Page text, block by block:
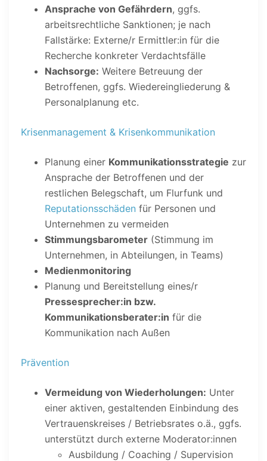
Ansprache von Gefährdern, ggfs.
arbeitsrechtliche Sanktionen; je nach
Fallstärke: Externe/r Ermittler:in für die
Recherche konkreter Verdachtsfälle
Nachsorge: Weitere Betreuung der
Betroffenen, ggfs. Wiedereingliederung &
Personalplanung etc.
Krisenmanagement & Krisenkommunikation
Planung einer Kommunikationsstrategie zur
Ansprache der Betroffenen und der
restlichen Belegschaft, um Flurfunk und
Reputationsschäden für Personen und
Unternehmen zu vermeiden
Stimmungsbarometer (Stimmung im
Unternehmen, in Abteilungen, in Teams)
Medienmonitoring
Planung und Bereitstellung eines/r
Pressesprecher:in bzw.
Kommunikationsberater:in für die
Kommunikation nach Außen
Prävention
Vermeidung von Wiederholungen: Unter
einer aktiven, gestaltenden Einbindung des
Vertrauenskreises / Betriebsrates o.ä., ggfs.
unterstützt durch externe Moderator:innen
Ausbildung / Coaching / Supervision